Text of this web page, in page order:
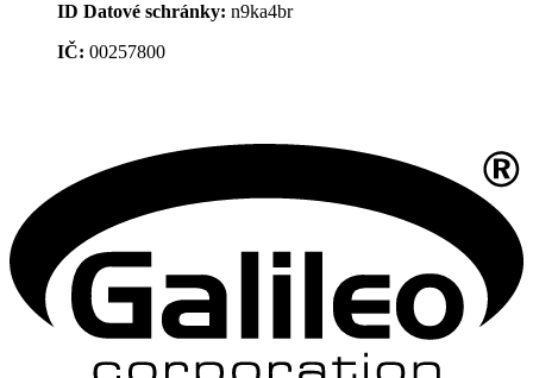
ID Datové schránky: n9ka4br
IČ: 00257800